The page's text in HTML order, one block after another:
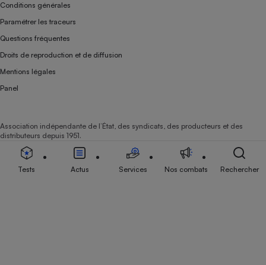
Conditions générales
Paramétrer les traceurs
Questions fréquentes
Droits de reproduction et de diffusion
Mentions légales
Panel
Association indépendante de l’État, des syndicats, des producteurs et des
distributeurs depuis 1951.
Tests Actus Services Nos combats Rechercher